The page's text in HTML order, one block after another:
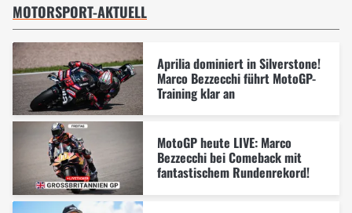
MOTORSPORT-AKTUELL
Aprilia dominiert in Silverstone!
Marco Bezzecchi führt MotoGP-
Training klar an
MotoGP heute LIVE: Marco
Bezzecchi bei Comeback mit
fantastischem Rundenrekord!